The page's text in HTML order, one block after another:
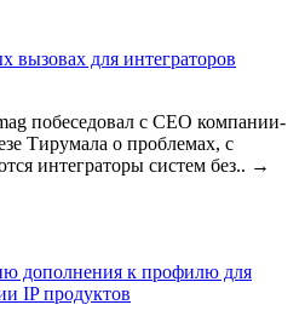
вызовах для интеграторов
побеседовал с CEO компании-
Тирумала о проблемах, с
интеграторы систем без.. →
дополнения к профилю для
IP продуктов